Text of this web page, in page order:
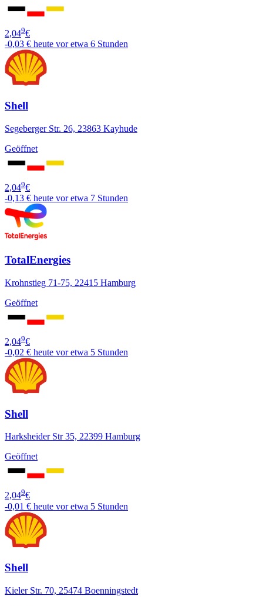
2,049€
-0,03 € heute vor etwa 6 Stunden
Shell
Segeberger Str. 26, 23863 Kayhude
Geöffnet
2,049€
-0,13 € heute vor etwa 7 Stunden
TotalEnergies
Krohnstieg 71-75, 22415 Hamburg
Geöffnet
2,049€
-0,02 € heute vor etwa 5 Stunden
Shell
Harksheider Str 35, 22399 Hamburg
Geöffnet
2,049€
-0,01 € heute vor etwa 5 Stunden
Shell
Kieler Str. 70, 25474 Boenningstedt